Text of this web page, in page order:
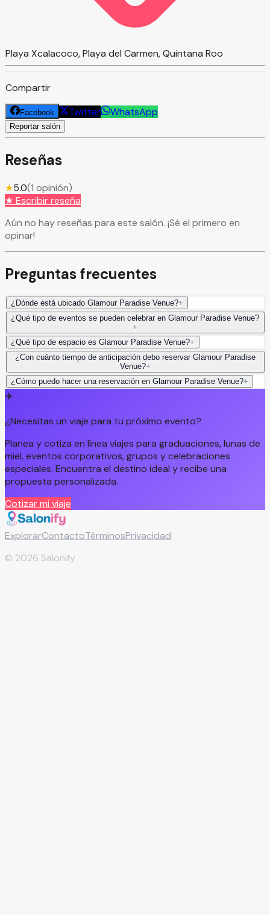
Playa Xcalacoco, Playa del Carmen, Quintana Roo
Compartir
Facebook Twitter WhatsApp
Reportar salón
Reseñas
★5.0(1 opinión)
★ Escribir reseña
Aún no hay reseñas para este salón. ¡Sé el primero en
opinar!
Preguntas frecuentes
¿Dónde está ubicado Glamour Paradise Venue?+
¿Qué tipo de eventos se pueden celebrar en Glamour Paradise Venue?
+
¿Qué tipo de espacio es Glamour Paradise Venue?+
¿Con cuánto tiempo de anticipación debo reservar Glamour Paradise
Venue?+
¿Cómo puedo hacer una reservación en Glamour Paradise Venue?+
✈️
¿Necesitas un viaje para tu próximo evento?
Planea y cotiza en línea viajes para graduaciones, lunas de
miel, eventos corporativos, grupos y celebraciones
especiales. Encuentra el destino ideal y recibe una
propuesta personalizada.
Cotizar mi viaje
ExplorarContactoTérminosPrivacidad
© 2026 Salonify